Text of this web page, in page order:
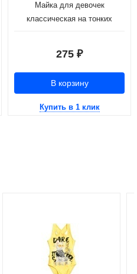
Майка для девочек
классическая на тонких
275 ₽
В корзину
Купить в 1 клик